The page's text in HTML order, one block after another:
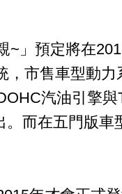
~」預定將在
，市售車型動
汽油引擎
。而在五門版車